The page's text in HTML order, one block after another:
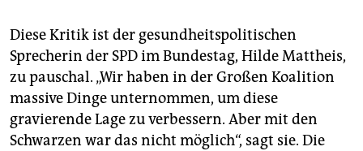
Diese Kritik ist der gesundheitspolitischen
Sprecherin der SPD im Bundestag, Hilde Mattheis,
zu pauschal. „Wir haben in der Großen Koalition
massive Dinge unternommen, um diese
gravierende Lage zu verbessern. Aber mit den
Schwarzen war das nicht möglich“, sagt sie. Die